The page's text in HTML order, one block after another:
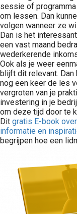
sessie of
om lessen. Dan
volgen wanneer ze
Dan is het
een vast maand
wederkerende
Ook als je weer
blijft dit relevant. Dan
nog een keer de les
vergroten van je
investering in je
om deze tijd door te
Dit gratis E-book
informatie en
begrijpen hoe een